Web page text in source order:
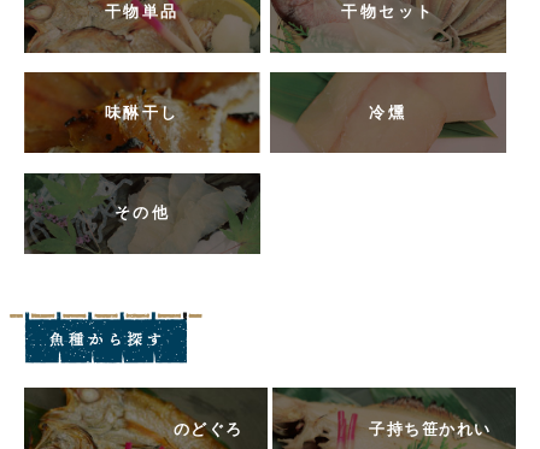
干物単品 干物セット
味醂干し 冷燻
その他
のどぐろ 子持ち笹かれい